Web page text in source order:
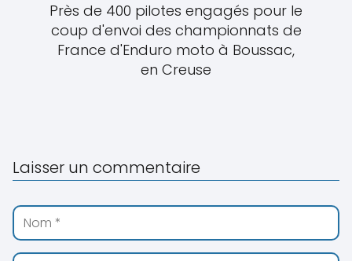
Près de 400 pilotes engagés pour le
coup d'envoi des championnats de
France d'Enduro moto à Boussac,
en Creuse
Laisser un commentaire